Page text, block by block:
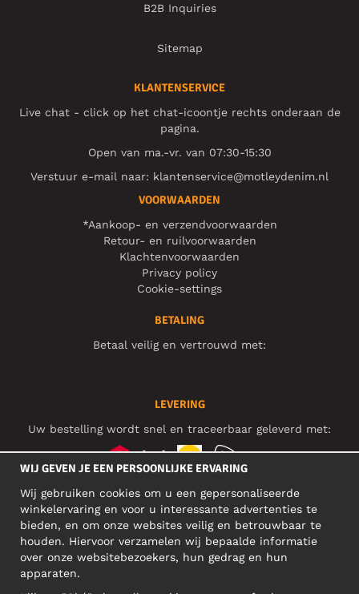
B2B Inquiries
Sitemap
KLANTENSERVICE
Live chat - click op het chat-icoontje rechts onderaan de
pagina.
Open van ma.-vr. van 07:30-15:30
Verstuur e-mail naar: klantenservice@motleydenim.nl
VOORWAARDEN
*Aankoop- en verzendvoorwaarden
Retour- en ruilvoorwaarden
Klachtenvoorwaarden
Privacy policy
Cookie-settings
BETALING
Betaal veilig en vertrouwd met:
LEVERING
Uw bestelling wordt snel en traceerbaar geleverd met:
SOCIAL MEDIA
BEDRIJFSADRES
WIJ GEVEN JE EEN PERSOONLIJKE ERVARING
Wij gebruiken cookies om u een gepersonaliseerde
winkelervaring en voor u interessante advertenties te
bieden, en om onze websites veilig en betrouwbaar te
houden. Hiervoor verzamelen wij bepaalde informatie
over onze websitebezoekers, hun gedrag en hun
apparaten.